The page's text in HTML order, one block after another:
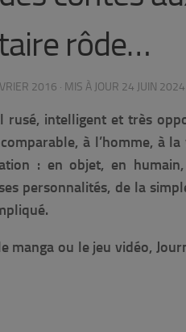
rôde…
2016 · MIS À JOUR 24 JUIN 2024
rusé, intelligent et très
à l’homme, à
: en objet, en
personnalités, de la
manga ou le jeu vidéo,